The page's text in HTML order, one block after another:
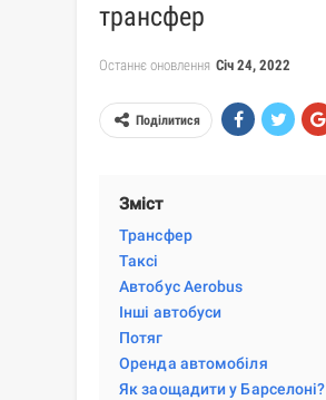
трансфер
Останнє оновлення Січ 24, 2022
Поділитися
Зміст
Трансфер
Таксі
Автобус Aerobus
Інші автобуси
Потяг
Оренда автомобіля
Як заощадити у Барселоні?